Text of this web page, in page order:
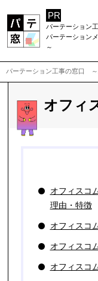
パーテーション
パーテーション
～
パーテーション工事の窓口
オフィ
オフィスコ
理由・特徴
オフィスコ
オフィスコ
オフィスコ